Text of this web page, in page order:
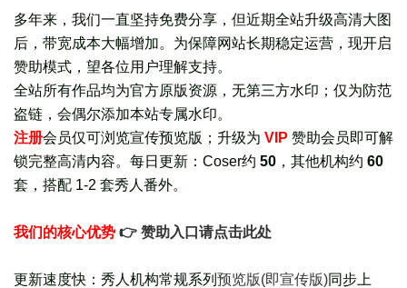
多年来，我们一直坚持免费分享，但近期全站升级高清大图
后，带宽成本大幅增加。为保障网站长期稳定运营，现开启
赞助模式，望各位用户理解支持。
全站所有作品均为官方原版资源，无第三方水印；仅为防范
盗链，会偶尔添加本站专属水印。
注册会员仅可浏览宣传预览版 ； 升级为 VIP 赞助会员即可解
锁完整高清内容。每日更新： Coser约 50 ，其他机构约 60
套， 搭配 1-2 套秀人番外。
我们的核心优势 👉 赞助入口请点击此处
更新速度快：秀人机构常规系列 预览版(即宣传版)同步上